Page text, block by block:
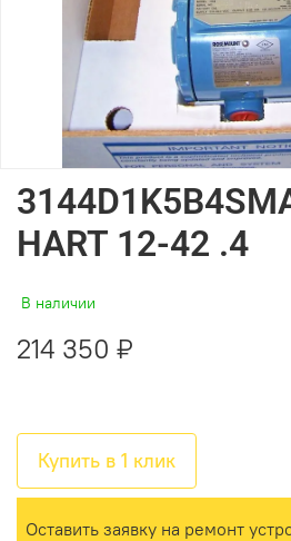
HART 12-42 .4
В наличии
214 350 ₽
Купить в 1 клик
Оставить заявку на ремонт